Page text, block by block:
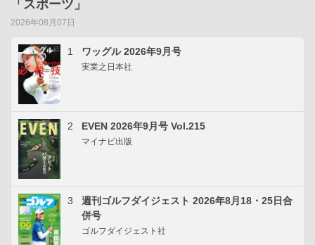
「スポーツ」
2026年08月07日
1 ワッグル 2026年9月号
実業之日本社
2 EVEN 2026年9月号 Vol.215
マイナビ出版
3
週刊ゴルフダイジェスト 2026年8月18・25日合
併号
ゴルフダイジェスト社